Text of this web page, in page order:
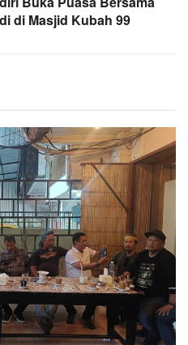
di Masjid Kubah 99